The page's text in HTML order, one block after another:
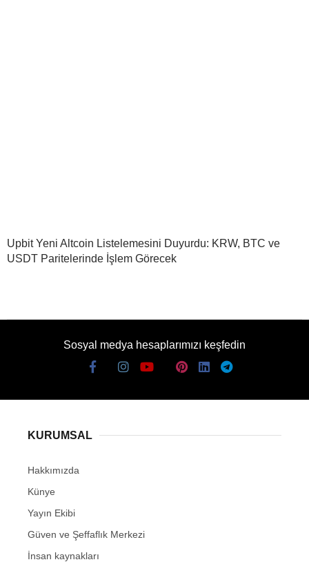
Upbit Yeni Altcoin Listelemesini Duyurdu: KRW, BTC ve
USDT Paritelerinde İşlem Görecek
Sosyal medya hesaplarımızı keşfedin
KURUMSAL
Hakkımızda
Künye
Yayın Ekibi
Güven ve Şeffaflık Merkezi
İnsan kaynakları